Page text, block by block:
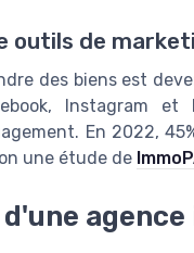
outils de
des biens est
Instagram et
En 2022,
une étude de
d'une